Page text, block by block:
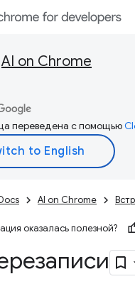
AI on Chrome
переведена с помощью
AI on Chrome
оказалась полезной?